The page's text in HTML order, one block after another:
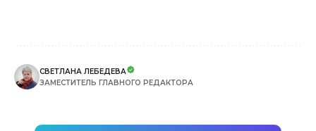
СВЕТЛАНА ЛЕБЕДЕВА
ЗАМЕСТИТЕЛЬ ГЛАВНОГО РЕДАКТОРА